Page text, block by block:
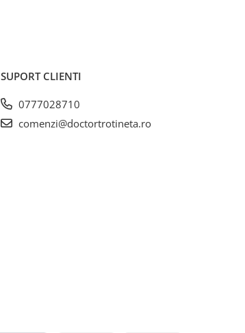
SUPORT CLIENTI
0777028710
comenzi@doctortrotineta.ro